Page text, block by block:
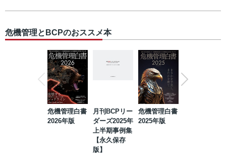
危機管理とBCPのおススメ本
危機管理白書
2026年版
月刊BCPリー
ダーズ2025年
上半期事例集
【永久保存
版】
危機管理白書
2025年版